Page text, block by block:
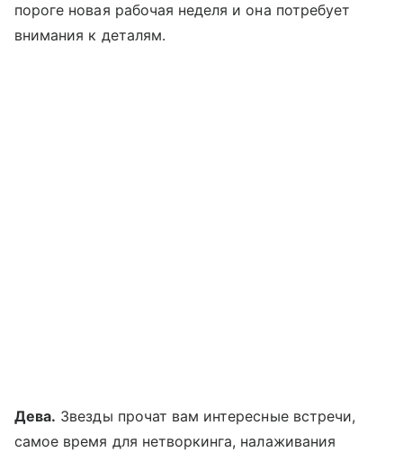
пороге новая рабочая неделя и она потребует
внимания к деталям.
Дева. Звезды прочат вам интересные встречи,
самое время для нетворкинга, налаживания